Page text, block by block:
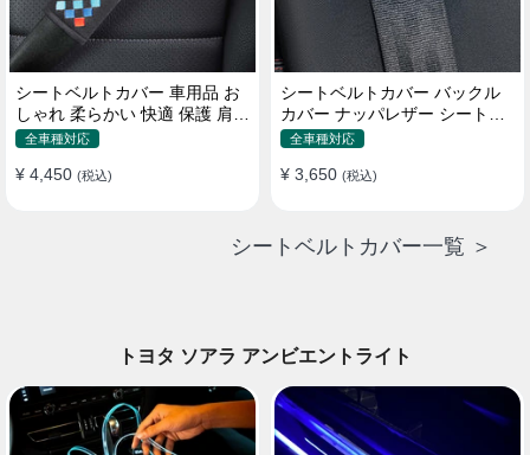
シートベルトカバー 車用品 お
しゃれ 柔らかい 快適 保護 肩当
てパッド 圧迫感軽減
全車種対応
¥ 4,450 (税込)
シートベルトカバー バックル
カバー ナッパレザー シートベ
ルトパッド 異音防止 傷防止 マ
全車種対応
¥ 3,650 (税込)
シートベルトカバー一覧 ＞
トヨタ ソアラ アンビエントライト